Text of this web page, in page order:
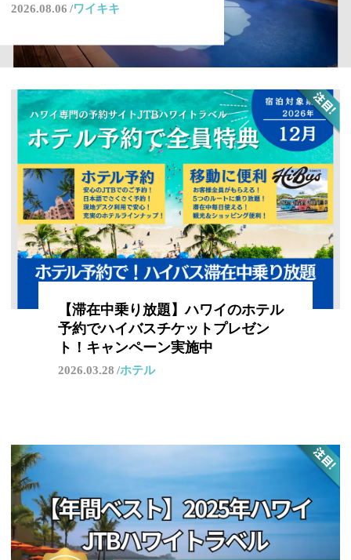
2026.08.06 ワイキキ
【滞在中乗り放題】ハワイのホテル
予約でハイバスチケットプレゼン
ト！キャンペーン実施中
2026.03.28 ホテル